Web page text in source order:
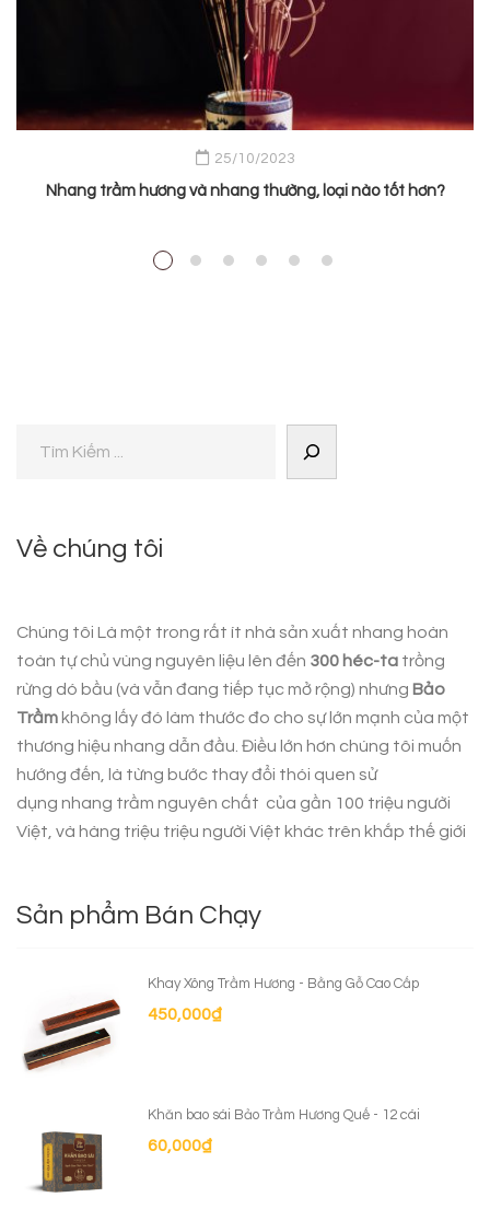
25/10/2023
Nhang trầm hương và nhang thường, loại nào tốt hơn?
Về chúng tôi
Chúng tôi Là một trong rất ít nhà sản xuất nhang hoàn
toàn tự chủ vùng nguyên liệu lên đến 300 héc-ta trồng
rừng dó bầu (và vẫn đang tiếp tục mở rộng) nhưng Bảo
Trầm không lấy đó làm thước đo cho sự lớn mạnh của một
thương hiệu nhang dẫn đầu. Điều lớn hơn chúng tôi muốn
hướng đến, là từng bước thay đổi thói quen sử
dụng nhang trầm nguyên chất của gần 100 triệu người
Việt, và hàng triệu triệu người Việt khác trên khắp thế giới
Sản phẩm Bán Chạy
Khay Xông Trầm Hương - Bằng Gỗ Cao Cấp
450,000₫
Khăn bao sái Bảo Trầm Hương Quế - 12 cái
60,000₫